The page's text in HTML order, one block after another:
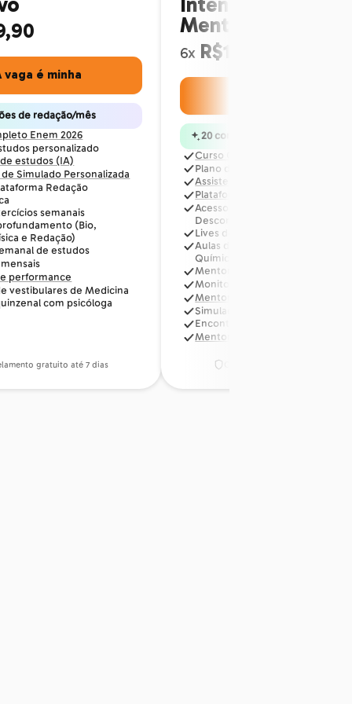
vaga é minha
de redação/mês
Enem 2026
personalizado
estudos (IA)
Simulado Personalizada
Redação
semanais
(Bio,
e Redação)
de estudos
performance
vestibulares de Medicina
com psicóloga
gratuito até 7 dias
Intensivo +
Mentoria
6x R$119,90
20 correções de redação/mês
Curso Completo Enem 2026
Plano de estudos personalizado
Assistente de estudos (IA)
Plataforma de Simulado
Acesso à plataforma Redação
Descomplica
Lives de exercícios semanais
Aulas de aprofundamento (Bio,
Química, Física e Redação)
Mentoria semanal de estudos
Monitorias mensais
Mentoria de performance
Simulado de vestibulares de
Encontro quinzenal com
Mentoria semanal personalizada